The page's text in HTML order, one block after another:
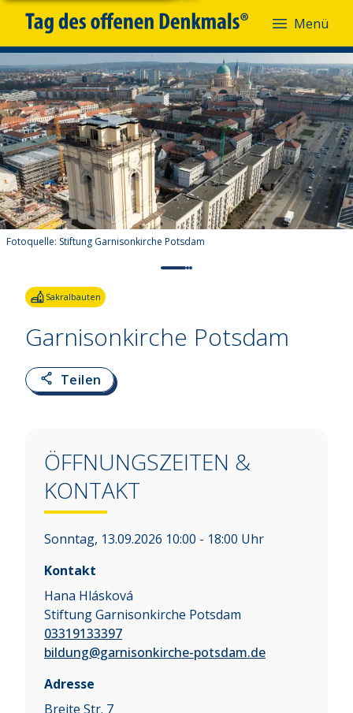
Menü
Fotoquelle: Stiftung Garnisonkirche Potsdam
Sakralbauten
Garnisonkirche Potsdam
Teilen
ÖFFNUNGSZEITEN &
KONTAKT
Sonntag, 13.09.2026 10:00 - 18:00 Uhr
Kontakt
Hana Hlásková
Stiftung Garnisonkirche Potsdam
03319133397
bildung@garnisonkirche-potsdam.de
Adresse
Breite Str. 7